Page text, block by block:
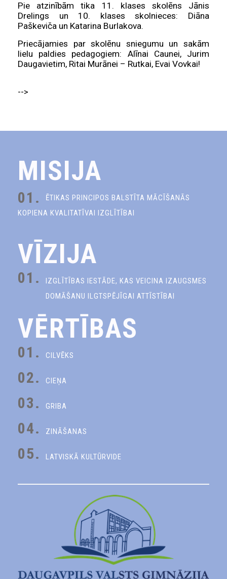
Pie atzinībām tika 11. klases skolēns Jānis
Drelings un 10. klases skolnieces: Diāna
Paškeviča un Katarina Burlakova.
Priecājamies par skolēnu sniegumu un sakām
lielu paldies pedagogiem: Alīnai Caunei, Jurim
Daugavietim, Ritai Murānei – Rutkai, Evai Vovkai!
-->
MISIJA
01.
ĒTIKAS PRINCIPOS BALSTĪTA MĀCĪŠANĀS
KOPIENA KVALITATĪVAI IZGLĪTĪBAI
VĪZIJA
01.
IZGLĪTĪBAS IESTĀDE, KAS VEICINA IZAUGSMES
DOMĀŠANU ILGTSPĒJĪGAI ATTĪSTĪBAI
VĒRTĪBAS
01. CILVĒKS
02. CIEŅA
03. GRIBA
04. ZINĀŠANAS
05. LATVISKĀ KULTŪRVIDE